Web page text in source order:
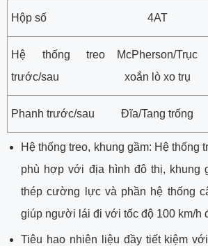
Hộp số 4AT
Hệ thống treo
trước/sau
McPherson/Trục
xoắn lò xo trụ
Phanh trước/sau Đĩa/Tang trống
Hệ thống treo, khung gầm: Hệ thống
phù hợp với địa hình đô thị, khung
thép cường lực và phần hệ thống
giúp người lái đi với tốc độ 100 km/h
Tiêu hao nhiên liệu đầy tiết kiệm